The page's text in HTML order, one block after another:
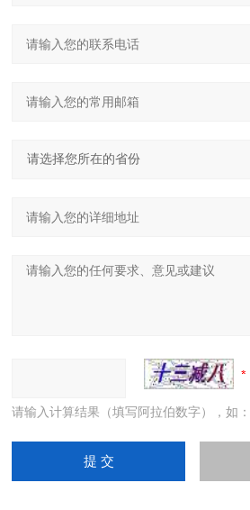
请输入计算结果（填写阿拉伯数字），如